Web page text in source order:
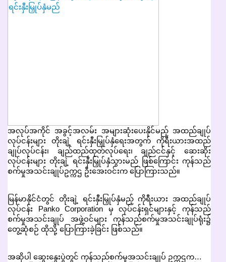
အလုပ်အကိုင် အခွင့်အလမ်း အများဆုံးပေးနိုင်မည့် အထည်ချုပ်
လုပ်ငန်းများ တိုးချဲ့ ရင်းနှီးမြှုပ်နှံရေးအတွက် ကိုရီးယားအထည်
ချုပ်လုပ်ငန်း၊ ချည်ထည်ထုတ်လုပ်ရေး၊ ချည်ငင်နှင့် ဆေးဆိုး
လုပ်ငန်းများ တိုးချဲ့ ရင်းနှီးမြှုပ်နှံသွားမည် ဖြစ်ကြောင်း ကုန်သည်
စက်မှုအသင်းချုပ်ဥက္ကဌ ဦးအေးဝင်းက ပြောကြားသည်။
မြန်မာနိုင်ငံတွင် တိုးချဲ့ ရင်းနှီးမြှုပ်နှံမည့် ကိုရီးယား အထည်ချုပ်
လုပ်ငန်း Panko Corporation မှ လုပ်ငန်းရှင်များနှင့် ကုန်သည်
စက်မှုအသင်းချုပ် အဖွဲ့ဝင်များ ကုန်သည်စက်မှုအသင်းချုပ်ရုံး၌
တွေ့ဆုံစဉ် ထိုသို့ ပြောကြားခဲ့ခြင်း ဖြစ်သည်။
အဆိုပါ ဆွေးနွေးပွဲတွင် ကုန်သည်စက်မှုအသင်းချုပ် ဥက္ကဌက…